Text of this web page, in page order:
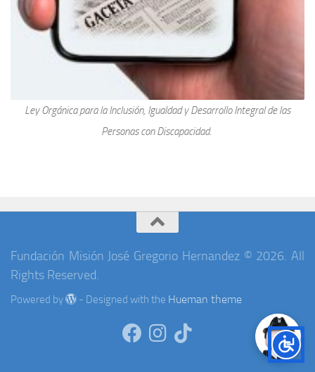
Ley Orgánica para la Inclusión, Igualdad y Desarrollo Integral de las
Personas con Discapacidad.
Fundación Misión José Gregorio Hernandez © 2026. All
Rights Reserved.
Powered by - Designed with the Hueman theme